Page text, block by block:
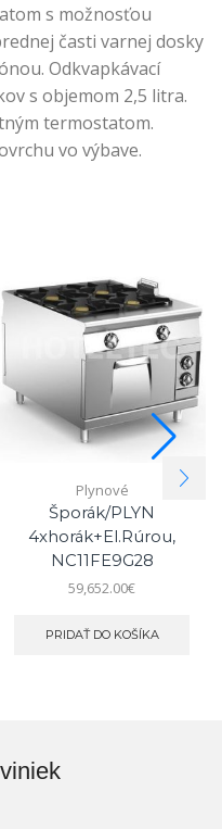
s možnosťou
časti varnej dosky
Odkvapkávací
s objemom 2,5 litra.
termostatom.
vo výbave.
Plynové
Šporák/PLYN
4xhorák+el.rúrou,
NC11FE9G28
59,652.00€
PRIDAŤ DO KOŠÍKA